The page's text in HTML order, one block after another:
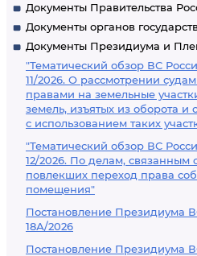
Документы Правительства
Документы органов
Документы Президиума и
"Тематический обзор ВС
11/2026. О рассмотрении
правами на земельные
земель, изъятых из оборота и
с использованием таких
"Тематический обзор ВС
12/2026. По делам, связанным
повлекших переход права
помещения"
Постановление Президиума
18А/2026
Постановление Президиума